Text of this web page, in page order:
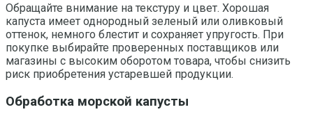
Обращайте внимание на текстуру и цвет. Хорошая
капуста имеет однородный зеленый или оливковый
оттенок, немного блестит и сохраняет упругость. При
покупке выбирайте проверенных поставщиков или
магазины с высоким оборотом товара, чтобы снизить
риск приобретения устаревшей продукции.
Обработка морской капусты